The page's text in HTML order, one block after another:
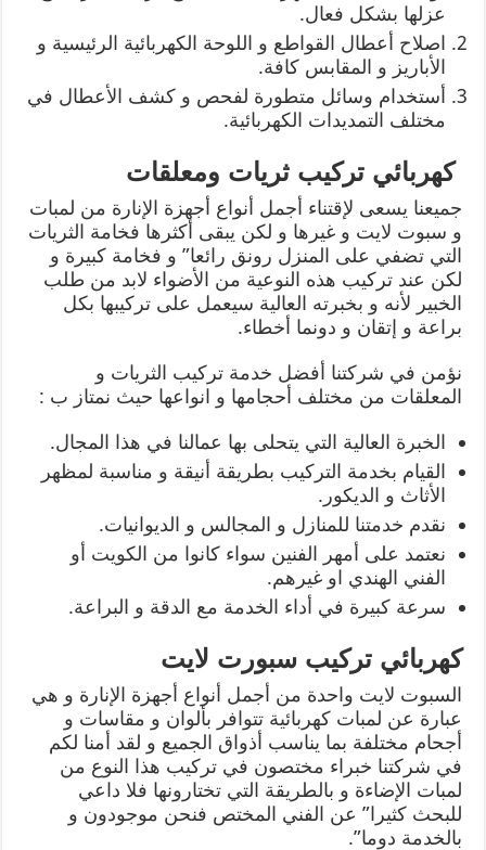
عزلها بشكل فعال.
اصلاح أعطال القواطع و اللوحة الكهربائية الرئيسية و
الأباريز و المقابس كافة.
أستخدام وسائل متطورة لفحص و كشف الأعطال في
مختلف التمديدات الكهربائية.
كهربائي تركيب ثريات ومعلقات
جميعنا يسعى لإقتناء أجمل أنواع أجهزة الإنارة من لمبات
و سبوت لايت و غيرها و لكن يبقى أكثرها فخامة الثريات
التي تضفي على المنزل رونق رائعا” و فخامة كبيرة و
لكن عند تركيب هذه النوعية من الأضواء لابد من طلب
الخبير لأنه و بخبرته العالية سيعمل على تركيبها بكل
براعة و إتقان و دونما أخطاء.
نؤمن في شركتنا أفضل خدمة تركيب الثريات و
المعلقات من مختلف أحجامها و انواعها حيث نمتاز ب :
الخبرة العالية التي يتحلى بها عمالنا في هذا المجال.
القيام بخدمة التركيب بطريقة أنيقة و مناسبة لمظهر
الأثاث و الديكور.
نقدم خدمتنا للمنازل و المجالس و الديوانيات.
نعتمد على أمهر الفنين سواء كانوا من الكويت أو
الفني الهندي او غيرهم.
سرعة كبيرة في أداء الخدمة مع الدقة و البراعة.
كهربائي تركيب سبورت لايت
السبوت لايت واحدة من أجمل أنواع أجهزة الإنارة و هي
عبارة عن لمبات كهربائية تتوافر بألوان و مقاسات و
أجحام مختلفة بما يناسب أذواق الجميع و لقد أمنا لكم
في شركتنا خبراء مختصون في تركيب هذا النوع من
لمبات الإضاءة و بالطريقة التي تختارونها فلا داعي
للبحث كثيرا” عن الفني المختص فنحن موجودون و
بالخدمة دوما”.